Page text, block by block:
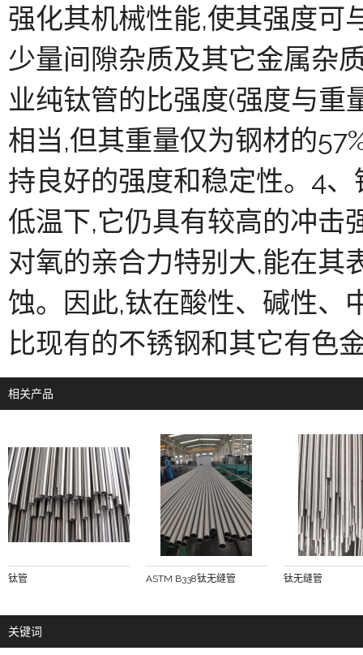
强化其机械性能,使其强度可
少量间隙杂质及其它金属杂
业纯钛管的比强度(强度与重
相当,但其重量仅为钢材的
持良好的强度和稳定性。4
低温下,它仍具有较高的冲击
对氧的亲合力特别大,能在其
蚀。因此,钛在酸性、碱性、
比现有的不锈钢和其它有色
相关产品
钛管 ASTM B338钛无缝管 钛无缝管
关键词